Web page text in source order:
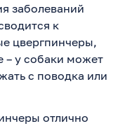
заболеваний
к
цвергпинчеры,
– у собаки может
с поводка или
отлично